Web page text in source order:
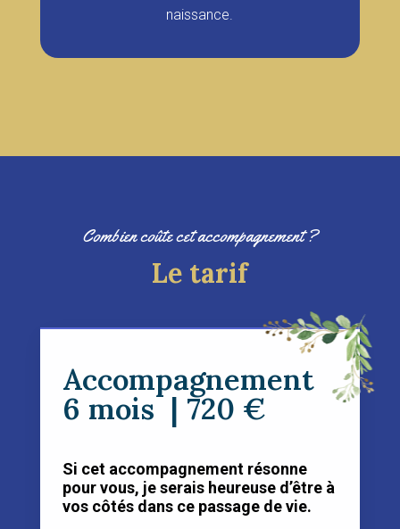
naissance.
Combien coûte cet accompagnement ?
Le tarif
Accompagnement
6 mois | 720 €
Si cet accompagnement résonne
pour vous, je serais heureuse d’être à
vos côtés dans ce passage de vie.